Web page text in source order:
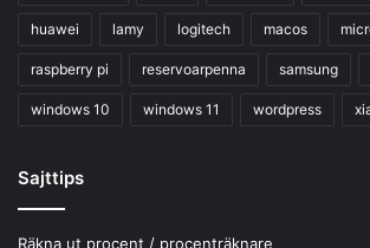
huawei lamy logitech macos
raspberry pi reservoarpenna samsung
windows 10 windows 11 wordpress
Sajttips
Räkna ut procent / procenträknare